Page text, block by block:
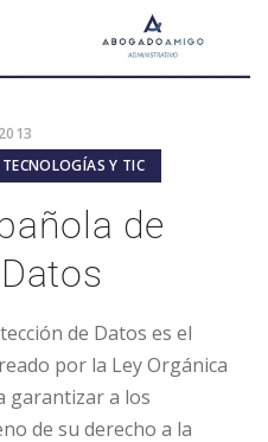
Y TIC
de
de Datos es el
por la Ley Orgánica
garantizar a los
de su derecho a la